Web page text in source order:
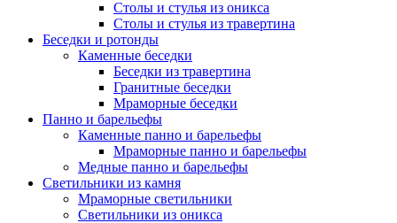
Столы и стулья из оникса
Столы и стулья из травертина
Беседки и ротонды
Каменные беседки
Беседки из травертина
Гранитные беседки
Мраморные беседки
Панно и барельефы
Каменные панно и барельефы
Мраморные панно и барельефы
Медные панно и барельефы
Светильники из камня
Мраморные светильники
Светильники из оникса